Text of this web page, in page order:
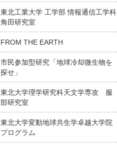
東北工業大学 工学部 情報通信工学科
角田研究室
FROM THE EARTH
市民参加型研究「地球冷却微生物を
探せ」
東北大学理学研究科天文学専攻 服
部研究室
東北大学変動地球共生学卓越大学院
プログラム